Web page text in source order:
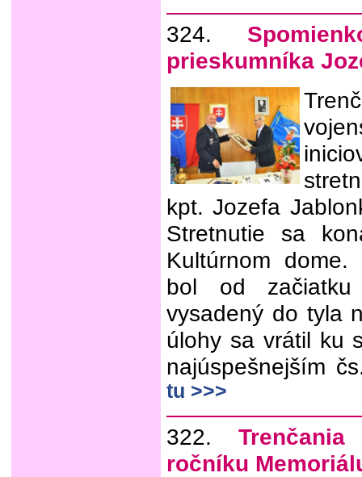
324.
prieskumníka
kpt. Jozefa
Stretnutie sa
Kultúrnom dome.
bol od
vysadený do tyla
úlohy sa vrátil ku
najúspešnejším
tu >>>
322.
ročníku